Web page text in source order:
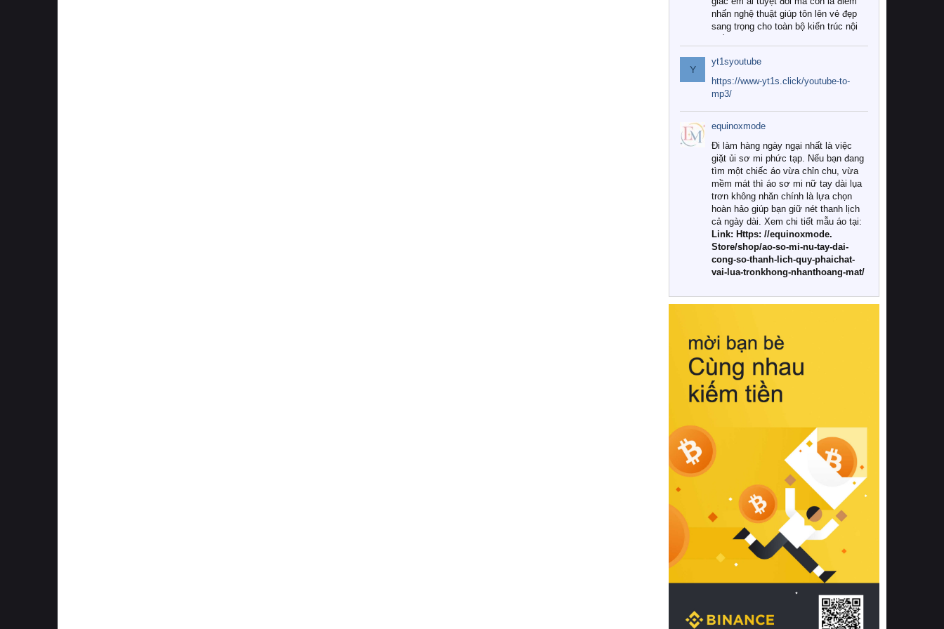
nhấn nghệ thuật giúp tôn lên vẻ đẹp
sang trọng cho toàn bộ kiến trúc nội
Tuy nhiên, giữa thị trường đa dạng
với vô vàn thương hiệu và mẫu mã
như hiện nay, làm thế nào để chọn
được những bộ chăn ga gối đệm cao
cấp thực sự chất lượng, phù hợp với
khí hậu và nhu cầu sử dụng của gia
đình? Hãy cùng chúng tôi đi tìm lời
giải đáp chi tiết qua bài viết dưới đây.
1. Tại sao các gia đình hiện đại lại ưa
chuộng chăn ga gối đệm cao cấp?
Khác với các dòng sản phẩm thông
thường, những bộ chăn ga gối đệm
cao cấp trải qua quy trình sản xuất
nghiêm ngặt từ khâu chọn lọc nguyên
liệu tự nhiên đến công nghệ dệt
nhuộm hiện đại không chứa hóa chất
này, bạn sẽ cảm nhận rõ rệt sự khác
hồi chuẩn xác của phần đệm nâng đỡ
cột sống.
Bên cạnh đó, việc lựa chọn các dòng
sản phẩm đạt chuẩn chất lượng quốc
tế còn giúp ngăn ngừa tình trạng kích
khuẩn và nấm mốc trong điều kiện
thời tiết nóng ẩm. Bạn có thể tìm hiểu
thêm các nghiên cứu khoa học về tác
động của giấc ngủ và môi trường
phòng ngủ đối với sức khỏe con
người tại Sleep Foundation (External
Link) để có cái nhìn toàn diện hơn.
2. Các tiêu chí vàng khi lựa chọn
chăn ga gối đệm cao cấp cho phòng
ngủ
Để sở hữu một bộ chăn ga gối đệm
cao cấp hoàn hảo cả về thẩm mỹ lẫn
công năng, người tiêu dùng cần cân
nhắc kỹ lưỡng các tiêu chí quan trọng
Y
yt1syoutube
https://www-yt1s.click/youtube-to-
mp3/
equinoxmode
Đi làm hàng ngày ngại nhất là việc
giặt ủi sơ mi phức tạp. Nếu bạn đang
tìm một chiếc áo vừa chỉn chu, vừa
mềm mát thì áo sơ mi nữ tay dài lụa
trơn không nhăn chính là lựa chọn
hoàn hảo giúp bạn giữ nét thanh lịch
cả ngày dài. Xem chi tiết mẫu áo tại:
Link: Https: //equinoxmode.
Store/shop/ao-so-mi-nu-tay-dai-
cong-so-thanh-lich-quy-phaichat-
vai-lua-tronkhong-nhanthoang-mat/